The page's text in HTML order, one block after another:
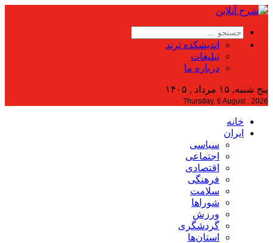
اندیشکده ترند
تبلیغات
درباره ما
پنج شنبه, ۱۵ مرداد , ۱۴۰۵
Thursday, 6 August , 2026
خانه
ایران
سیاسی
اجتماعی
اقتصادی
فرهنگی
سلامت
شوراها
ورزش
گردشگری
استان‌ها